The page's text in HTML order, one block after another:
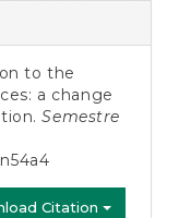
to the
a change
Semestre
Citation